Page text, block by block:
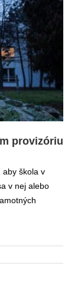
provizóriu
aby škola v
v nej alebo